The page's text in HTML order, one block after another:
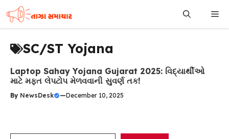
to
content
SC/ST Yojana
Laptop Sahay Yojana Gujarat 2025: વિદ્યાર્થીઓ
માટે મફત લેપટોપ મેળવવાની સુવર્ણ તક!
By NewsDesk —December 10, 2025